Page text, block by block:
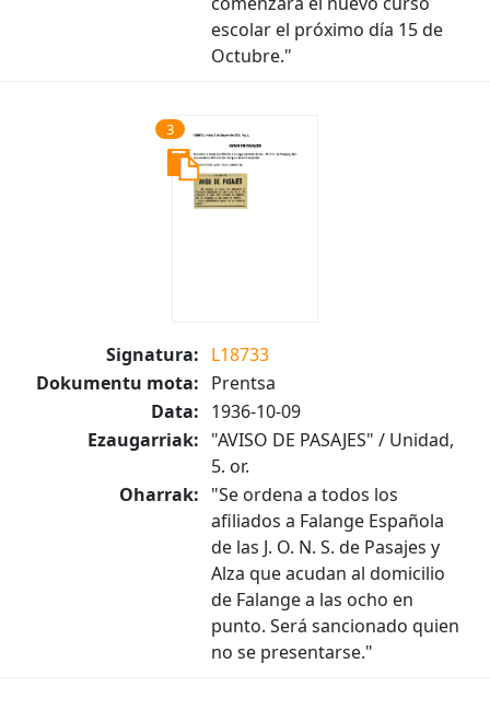
escolar el próximo día 15 de
Octubre."
3
Signatura: L18733
Dokumentu mota: Prentsa
Data: 1936-10-09
Ezaugarriak: "AVISO DE PASAJES" / Unidad,
5. or.
Oharrak: "Se ordena a todos los
afiliados a Falange Española
de las J. O. N. S. de Pasajes y
Alza que acudan al domicilio
de Falange a las ocho en
punto. Será sancionado quien
no se presentarse."